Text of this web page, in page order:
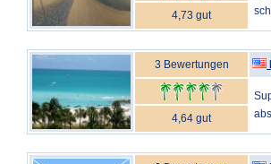
4,73 gut
3 Bewertungen
4,64 gut